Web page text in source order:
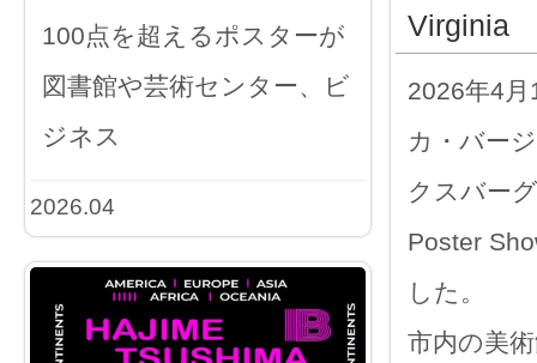
100点を超えるポスターが
図書館や芸術センター、ビ
ジネス
2026.04
Virginia
2026年4
カ・バー
クスバー
Poster
した。
市内の美